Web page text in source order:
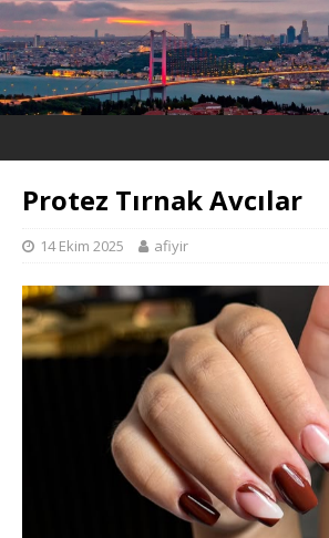
Protez Tırnak Avcılar
14 Ekim 2025 afiyir